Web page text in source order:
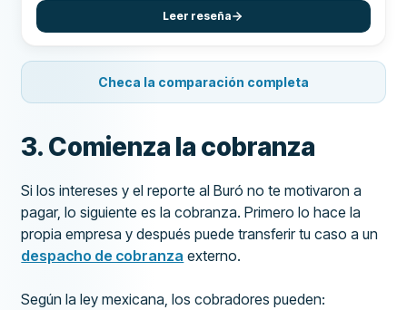
Leer reseña
Checa la comparación completa
3. Comienza la cobranza
Si los intereses y el reporte al Buró no te motivaron a
pagar, lo siguiente es la cobranza. Primero lo hace la
propia empresa y después puede transferir tu caso a un
despacho de cobranza externo.
Según la ley mexicana, los cobradores pueden: